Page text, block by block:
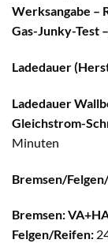
Werksangabe –
Gas-Junky-Test
Ladedauer
Ladedauer
Gleichstrom-
Minuten
Bremsen/
Bremsen:
Felgen/Reifen: